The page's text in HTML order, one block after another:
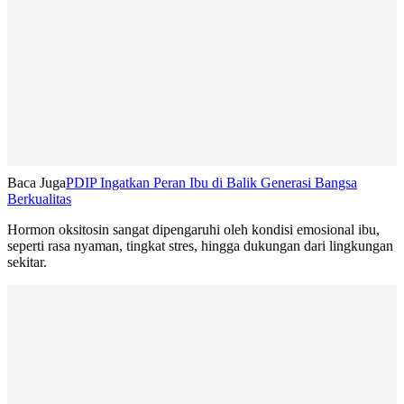
Baca JugaPDIP Ingatkan Peran Ibu di Balik Generasi Bangsa
Berkualitas
Hormon oksitosin sangat dipengaruhi oleh kondisi emosional ibu,
seperti rasa nyaman, tingkat stres, hingga dukungan dari lingkungan
sekitar.